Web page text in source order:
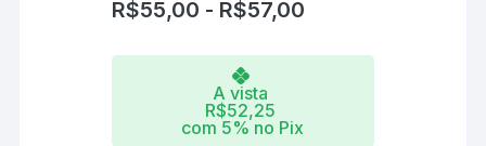
R$55,00 - R$57,00
A vista
R$52,25
com 5% no Pix